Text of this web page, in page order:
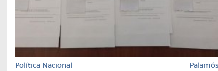
Política Nacional Palamós